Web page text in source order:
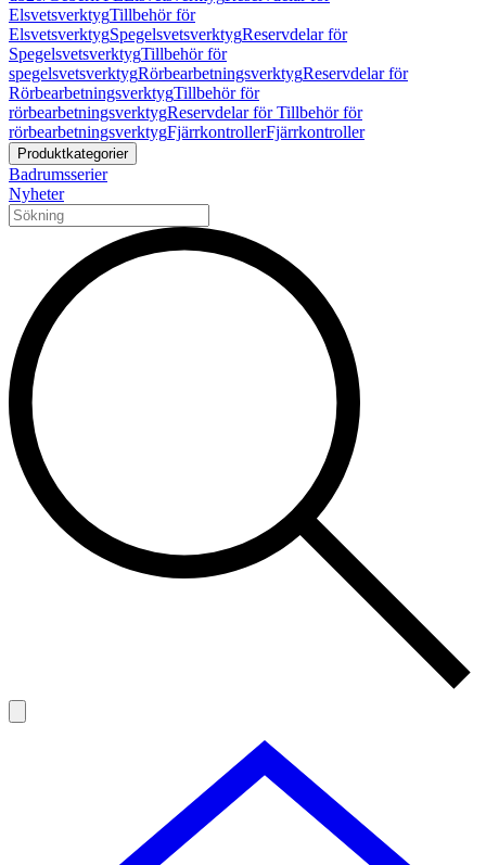
ElsvetsverktygTillbehör för
ElsvetsverktygSpegelsvetsverktygReservdelar för
SpegelsvetsverktygTillbehör för
spegelsvetsverktygRörbearbetningsverktygReservdelar för
RörbearbetningsverktygTillbehör för
rörbearbetningsverktygReservdelar för Tillbehör för
rörbearbetningsverktygFjärrkontrollerFjärrkontroller
Produktkategorier
Badrumsserier
Nyheter